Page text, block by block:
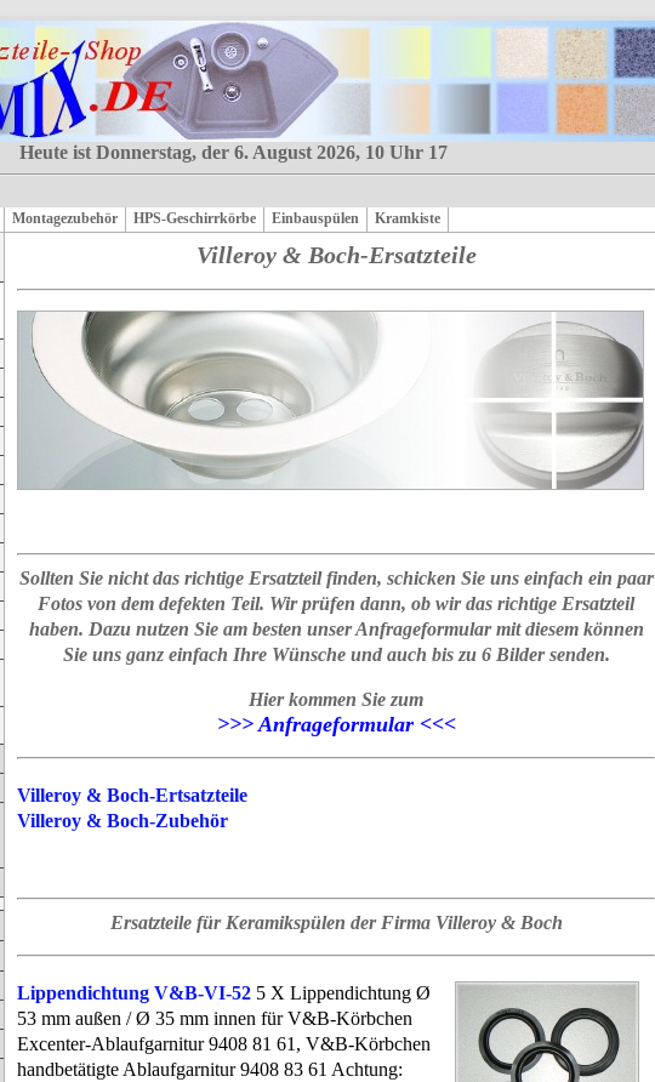
Heute ist Donnerstag, der 6. August 2026, 10 Uhr 17
Montagezubehör HPS-Geschirrkörbe Einbauspülen Kramkiste
Villeroy & Boch-Ersatzteile
Sollten Sie nicht das richtige Ersatzteil finden, schicken Sie uns einfach ein paar
Fotos von dem defekten Teil. Wir prüfen dann, ob wir das richtige Ersatzteil
haben. Dazu nutzen Sie am besten unser Anfrageformular mit diesem können
Sie uns ganz einfach Ihre Wünsche und auch bis zu 6 Bilder senden.
Hier kommen Sie zum
>>> Anfrageformular <<<
Villeroy & Boch-Ertsatzteile
Villeroy & Boch-Zubehör
Ersatzteile für Keramikspülen der Firma Villeroy & Boch
Lippendichtung V&B-VI-52 5 X Lippendichtung Ø
53 mm außen / Ø 35 mm innen für V&B-Körbchen
Excenter-Ablaufgarnitur 9408 81 61, V&B-Körbchen
handbetätigte Ablaufgarnitur 9408 83 61 Achtung: